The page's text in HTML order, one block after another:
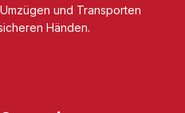
und Transporten
Händen.